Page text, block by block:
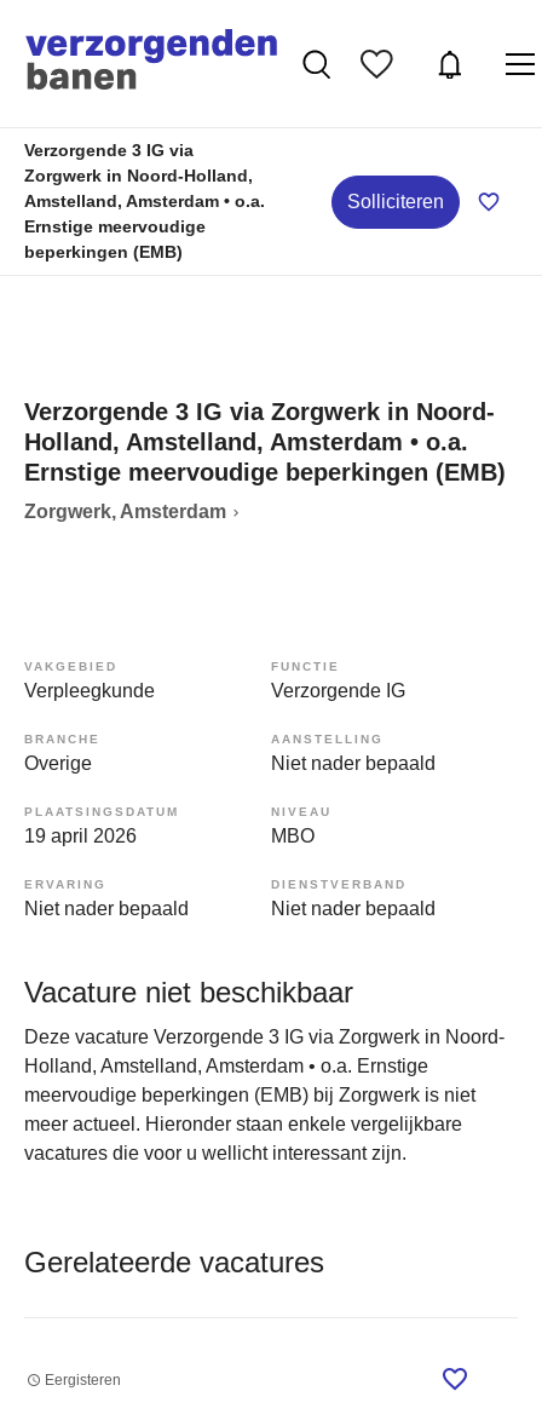
Verzorgende 3 IG via
Zorgwerk in Noord-Holland,
Amstelland, Amsterdam • o.a.
Ernstige meervoudige
beperkingen (EMB)
Solliciteren
Verzorgende 3 IG via Zorgwerk in Noord-
Holland, Amstelland, Amsterdam • o.a.
Ernstige meervoudige beperkingen (EMB)
Zorgwerk, Amsterdam
VAKGEBIED
Verpleegkunde
FUNCTIE
Verzorgende IG
BRANCHE
Overige
AANSTELLING
Niet nader bepaald
PLAATSINGSDATUM
19 april 2026
NIVEAU
MBO
ERVARING
Niet nader bepaald
DIENSTVERBAND
Niet nader bepaald
Vacature niet beschikbaar
Deze vacature Verzorgende 3 IG via Zorgwerk in Noord-
Holland, Amstelland, Amsterdam • o.a. Ernstige
meervoudige beperkingen (EMB) bij Zorgwerk is niet
meer actueel. Hieronder staan enkele vergelijkbare
vacatures die voor u wellicht interessant zijn.
Gerelateerde vacatures
Eergisteren